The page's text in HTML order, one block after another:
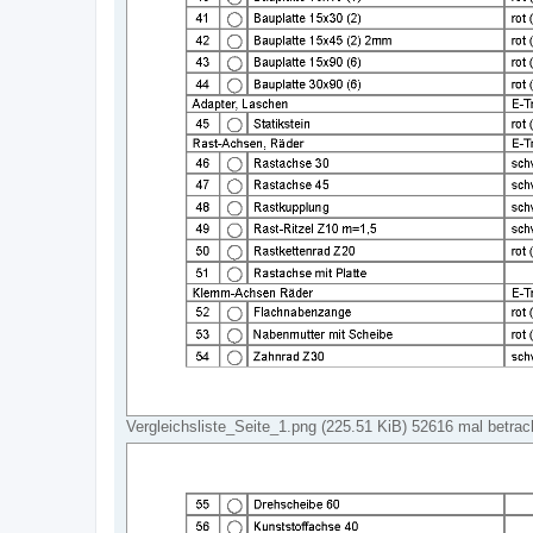
Vergleichsliste_Seite_1.png (225.51 KiB) 52616 mal